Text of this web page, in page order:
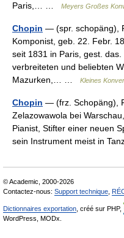
Paris,… …
Meyers Großes
Chopin — (spr. schopäng),
Komponist, geb. 22. Febr.
seit 1831 in Paris, gest.
verbreiteten und beliebten
Mazurken,… …
Kleines
Chopin — (frz. Schopäng),
Zelazowawola bei
Pianist, Stifter einer neuen
sein Instrument meist in
© Academic, 2000-2026
Contactez-nous: Support technique
Dictionnaires exportation , créé sur PHP,
WordPress, MODx.